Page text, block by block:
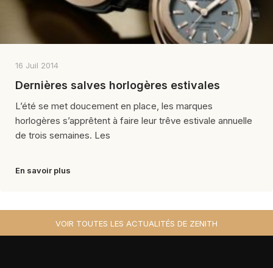
16 Juil 2014
Dernières salves horlogères estivales
L’été se met doucement en place, les marques
horlogères s’apprêtent à faire leur trêve estivale annuelle
de trois semaines. Les
En savoir plus
VOIR TOUTES LES ACTUALITÉS DE ZENITH